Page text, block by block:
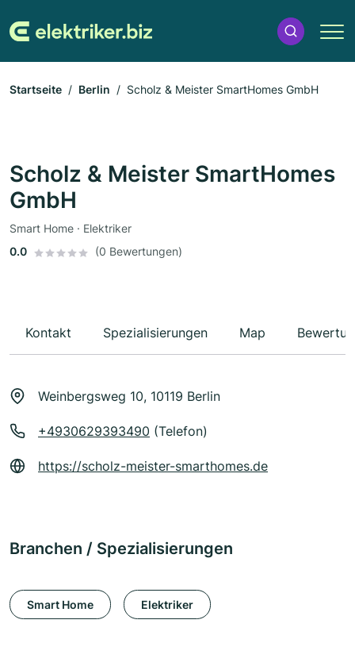
Startseite Berlin Scholz & Meister SmartHomes GmbH
Scholz & Meister SmartHomes
GmbH
Smart Home · Elektriker
0.0
(0 Bewertungen)
Kontakt Spezialisierungen Map
Weinbergsweg 10, 10119 Berlin
+4930629393490 (Telefon)
https://scholz-meister-smarthomes.de
Branchen / Spezialisierungen
Smart Home Elektriker